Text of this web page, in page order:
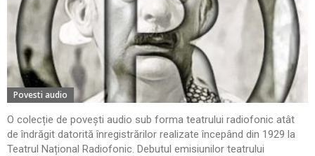
Povesti audio
O colecție de povești audio sub forma teatrului radiofonic atât
de îndrăgit datorită înregistrărilor realizate începând din 1929 la
Teatrul Național Radiofonic. Debutul emisiunilor teatrului